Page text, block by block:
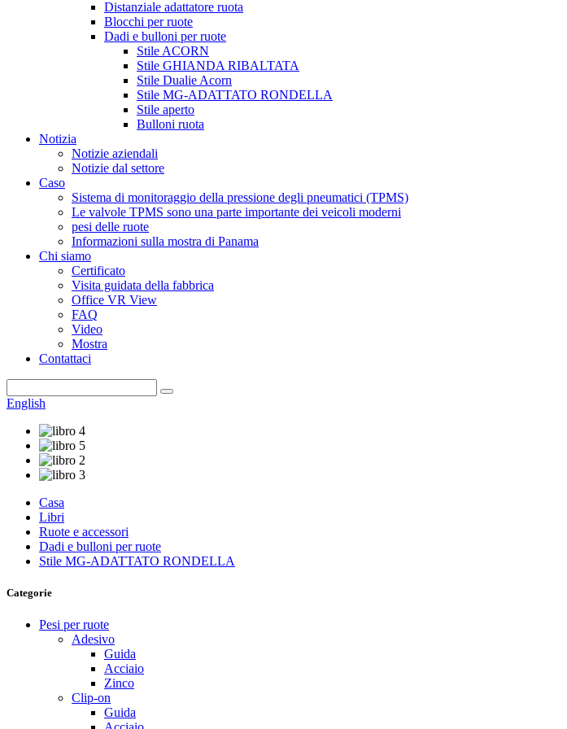
Distanziale adattatore ruota
Blocchi per ruote
Dadi e bulloni per ruote
Stile ACORN
Stile GHIANDA RIBALTATA
Stile Dualie Acorn
Stile MG-ADATTATO RONDELLA
Stile aperto
Bulloni ruota
Notizia
Notizie aziendali
Notizie dal settore
Caso
Sistema di monitoraggio della pressione degli pneumatici (TPMS)
Le valvole TPMS sono una parte importante dei veicoli moderni
pesi delle ruote
Informazioni sulla mostra di Panama
Chi siamo
Certificato
Visita guidata della fabbrica
Office VR View
FAQ
Video
Mostra
Contattaci
English
Casa
Libri
Ruote e accessori
Dadi e bulloni per ruote
Stile MG-ADATTATO RONDELLA
Categorie
Pesi per ruote
Adesivo
Guida
Acciaio
Zinco
Clip-on
Guida